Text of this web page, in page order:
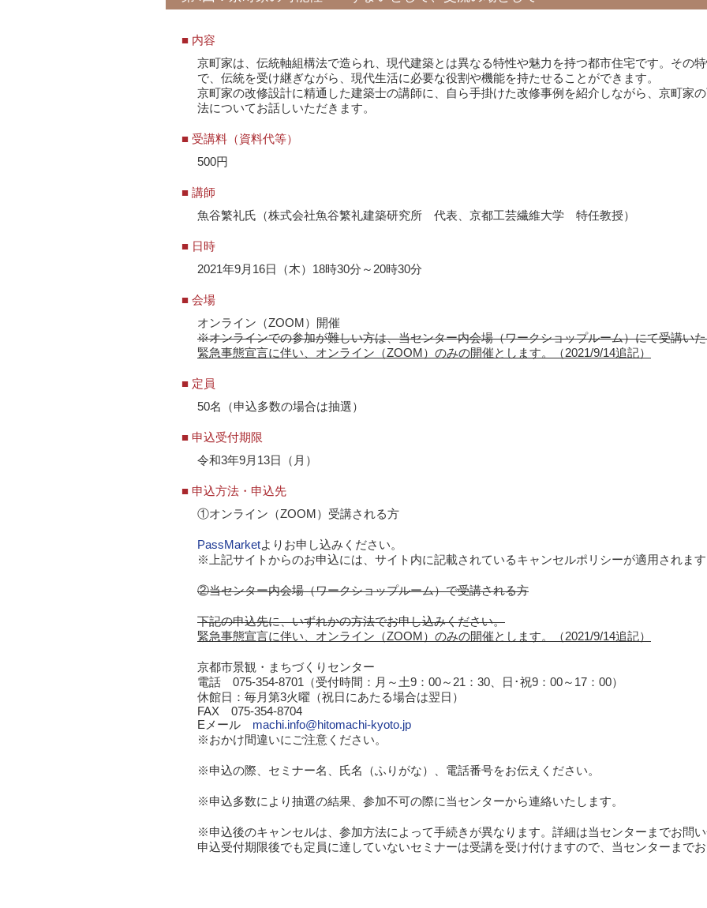
■ 内容
京町家は、伝統軸組構法で造られ、現代建築とは異なる特性や魅力を持つ都市住宅です。その
で、伝統を受け継ぎながら、現代生活に必要な役割や機能を持たせることができます。
京町家の改修設計に精通した建築士の講師に、自ら手掛けた改修事例を紹介しながら、京町家
法についてお話しいただきます。
■ 受講料（資料代等）
500円
■ 講師
魚谷繁礼氏（株式会社魚谷繁礼建築研究所 代表、京都工芸繊維大学 特任教授）
■ 日時
2021年9月16日（木）18時30分～20時30分
■ 会場
オンライン（ZOOM）開催
※オンラインでの参加が難しい方は、当センター内会場（ワークショップルーム）にて受講い
緊急事態宣言に伴い、オンライン（ZOOM）のみの開催とします。（2021/9/14追記）
■ 定員
50名（申込多数の場合は抽選）
■ 申込受付期限
令和3年9月13日（月）
■ 申込方法・申込先
①オンライン（ZOOM）受講される方
PassMarketよりお申し込みください。
※上記サイトからのお申込には、サイト内に記載されているキャンセルポリシーが適用されます
②当センター内会場（ワークショップルーム）で受講される方
下記の申込先に、いずれかの方法でお申し込みください。
緊急事態宣言に伴い、オンライン（ZOOM）のみの開催とします。（2021/9/14追記）
京都市景観・まちづくりセンター
電話 075-354-8701（受付時間：月～土9：00～21：30、日･祝9：00～17：00）
休館日：毎月第3火曜（祝日にあたる場合は翌日）
FAX 075-354-8704
Eメール machi.info@hitomachi-kyoto.jp
※おかけ間違いにご注意ください。
※申込の際、セミナー名、氏名（ふりがな）、電話番号をお伝えください。
※申込多数により抽選の結果、参加不可の際に当センターから連絡いたします。
※申込後のキャンセルは、参加方法によって手続きが異なります。詳細は当センターまでお問い
申込受付期限後でも定員に達していないセミナーは受講を受け付けますので、当センターまでお